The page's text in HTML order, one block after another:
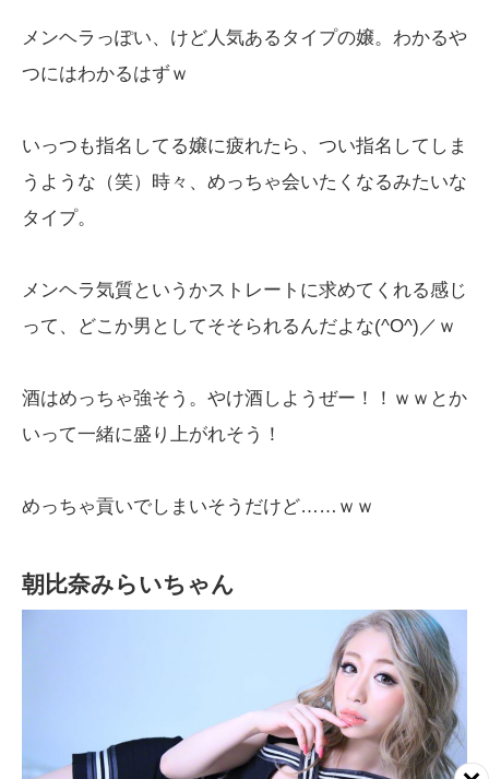
メンヘラっぽい、けど人気あるタイプの嬢。わかるや
つにはわかるはずｗ
いっつも指名してる嬢に疲れたら、つい指名してしま
うような（笑）時々、めっちゃ会いたくなるみたいな
タイプ。
メンヘラ気質というかストレートに求めてくれる感じ
って、どこか男としてそそられるんだよな(^O^)／ｗ
酒はめっちゃ強そう。やけ酒しようぜー！！ｗｗとか
いって一緒に盛り上がれそう！
めっちゃ貢いでしまいそうだけど……ｗｗ
朝比奈みらいちゃん